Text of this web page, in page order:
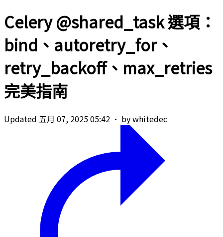
Celery @shared_task 選項：
bind、autoretry_for、
retry_backoff、max_retries
完美指南
Updated 五月 07, 2025 05:42 · by whitedec